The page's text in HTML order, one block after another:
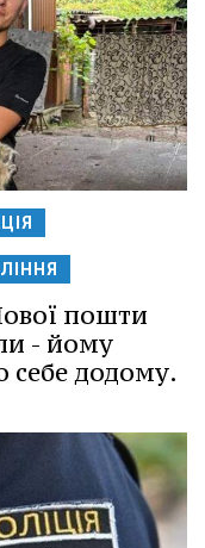
пошти
- йому
себе додому.